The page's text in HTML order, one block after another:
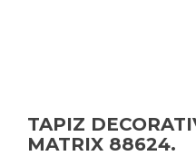
TAPIZ
MATRIX 88624.